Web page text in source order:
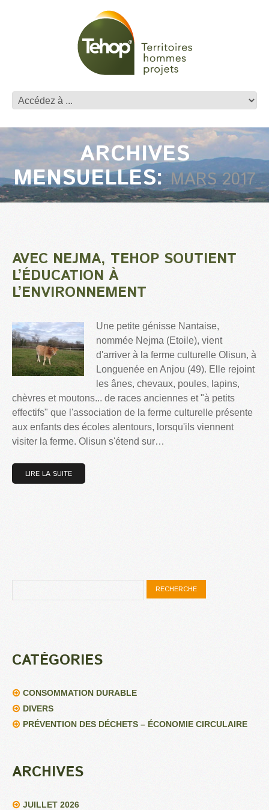
ARCHIVES
MENSUELLES:MARS 2017
AVEC NEJMA, TEHOP SOUTIENT
L’ÉDUCATION À
L’ENVIRONNEMENT
Une petite génisse Nantaise,
nommée Nejma (Etoile), vient
d'arriver à la ferme culturelle Olisun, à
Longuenée en Anjou (49). Elle rejoint
les ânes, chevaux, poules, lapins,
chèvres et moutons... de races anciennes et "à petits
effectifs" que l'association de la ferme culturelle présente
aux enfants des écoles alentours, lorsqu'ils viennent
visiter la ferme. Olisun s'étend sur…
LIRE LA SUITE
CATÉGORIES
CONSOMMATION DURABLE
DIVERS
PRÉVENTION DES DÉCHETS – ÉCONOMIE CIRCULAIRE
ARCHIVES
JUILLET 2026